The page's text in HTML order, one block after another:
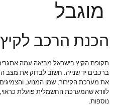
מוגבל
הכנת הרכב לקיץ
תקופת הקיץ בישראל מביאה עמה
ברכבים יד שנייה. חשוב לבדוק את מצב
את מערכת הקירור, שמן המנוע,
לוודא שהמערכת החשמלית פועלת
נוספות.